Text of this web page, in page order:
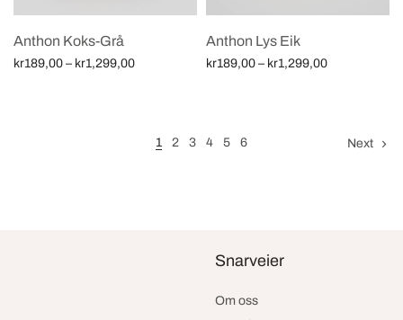
Anthon Koks-Grå
kr189,00 – kr1,299,00Price
kr1,299,00
Anthon Lys Eik
kr189,00 – kr1,299,00Price
kr1,299,00
1 2 3 4 5 6 Next
Snarveier
Om oss